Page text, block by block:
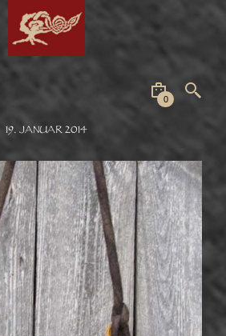
0
19. JANUAR 2014